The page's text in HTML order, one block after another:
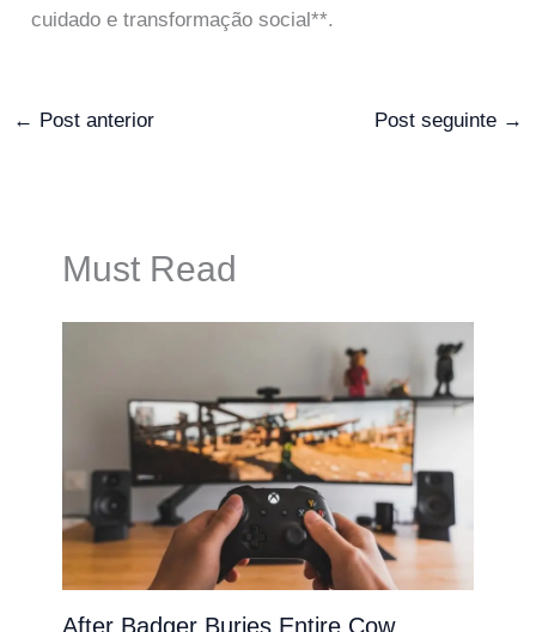
cuidado e transformação social**.
← Post anterior Post seguinte →
Must Read
After Badger Buries Entire Cow